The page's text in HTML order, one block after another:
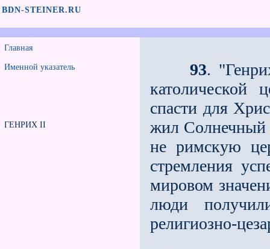
BDN-STEINER.RU
Главная
Именной указатель
ГЕНРИХ II
93.
католической
спасти для
жил Солнечный
не римскую
стремления
мировом
люди
религиозно-